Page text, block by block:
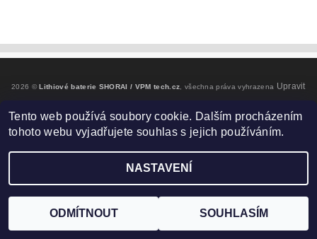
2026 ©Lithiové baterie SHORAI / VPM tech.cz , všechna práva vyhrazena Upravit
nastavení cookies
Vytvořil Shoptet
Tento web používá soubory cookie. Dalším procházením
tohoto webu vyjadřujete souhlas s jejich používáním.
NASTAVENÍ
ODMÍTNOUT SOUHLASÍM